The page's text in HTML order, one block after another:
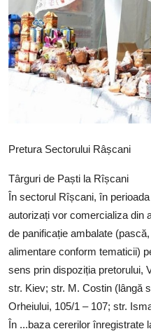
SERVICII
Sectorul Rîșcani
Căutați pe Internet
Pretura Sectorului Râșcani
Târguri de Paști la Rîșcani
În sectorul Rîșcani, în
autorizați vor comercializa din
de panificație ambalate
alimentare conform tematicii)
sens prin dispoziția pretorului,
str. Kiev; str. M. Costin (lângă
Orheiului, 105/1 – 107; str.
În ...baza cererilor înregistrate